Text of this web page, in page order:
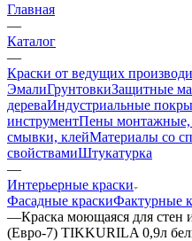
Главная
—
Каталог
—
Краски от ведущих
ЭмалиГрунтовкиЗащитные
дереваИндустриальные
инструментПены монтажные,
смывки, клейМатериалы со
свойствамиШтукатурка
—
Интерьерные краски
Фасадные краскиФактурные
—Краска моющаяся для стен
(Евро-7) TIKKURILA 0,9л